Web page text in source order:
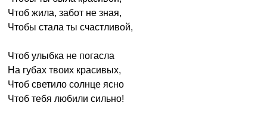
Чтоб жила, забот не зная,
Чтобы стала ты счастливой,
Чтоб улыбка не погасла
На губах твоих красивых,
Чтоб светило солнце ясно
Чтоб тебя любили сильно!